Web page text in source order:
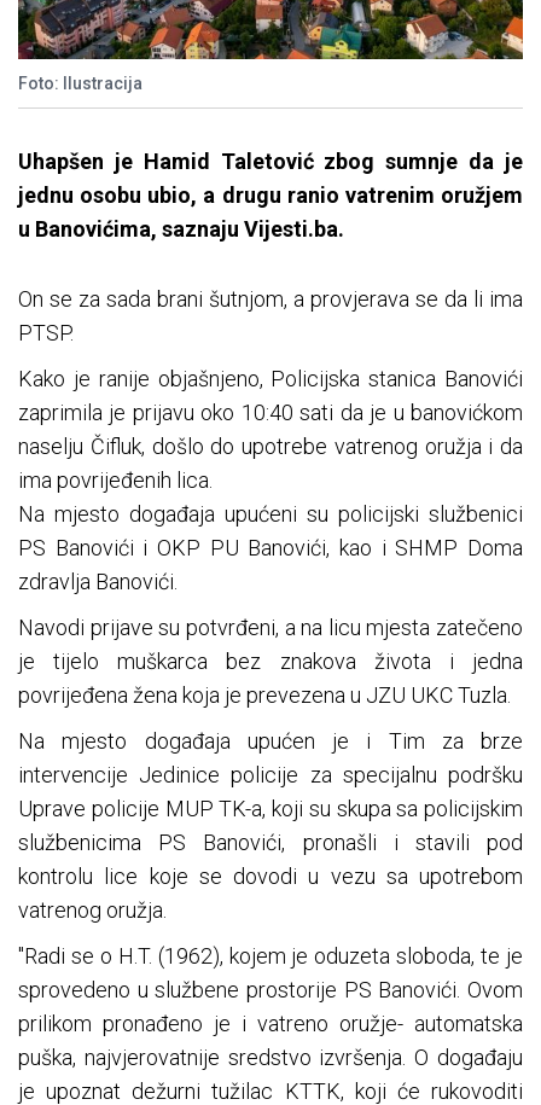
Foto: Ilustracija
Uhapšen je Hamid Taletović zbog sumnje da je
jednu osobu ubio, a drugu ranio vatrenim oružjem
u Banovićima, saznaju Vijesti.ba.
On se za sada brani šutnjom, a provjerava se da li ima
PTSP.
Kako je ranije objašnjeno, Policijska stanica Banovići
zaprimila je prijavu oko 10:40 sati da je u banovićkom
naselju Čifluk, došlo do upotrebe vatrenog oružja i da
ima povrijeđenih lica.
Na mjesto događaja upućeni su policijski službenici
PS Banovići i OKP PU Banovići, kao i SHMP Doma
zdravlja Banovići.
Navodi prijave su potvrđeni, a na licu mjesta zatečeno
je tijelo muškarca bez znakova života i jedna
povrijeđena žena koja je prevezena u JZU UKC Tuzla.
Na mjesto događaja upućen je i Tim za brze
intervencije Jedinice policije za specijalnu podršku
Uprave policije MUP TK-a, koji su skupa sa policijskim
službenicima PS Banovići, pronašli i stavili pod
kontrolu lice koje se dovodi u vezu sa upotrebom
vatrenog oružja.
"Radi se o H.T. (1962), kojem je oduzeta sloboda, te je
sprovedeno u službene prostorije PS Banovići. Ovom
prilikom pronađeno je i vatreno oružje- automatska
puška, najvjerovatnije sredstvo izvršenja. O događaju
je upoznat dežurni tužilac KTTK, koji će rukovoditi